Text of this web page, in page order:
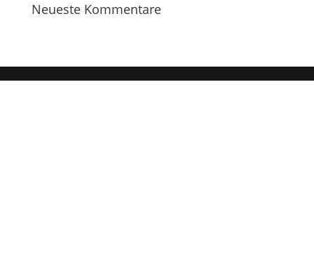
Neueste Kommentare